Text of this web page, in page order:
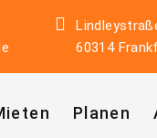
60314
Planen